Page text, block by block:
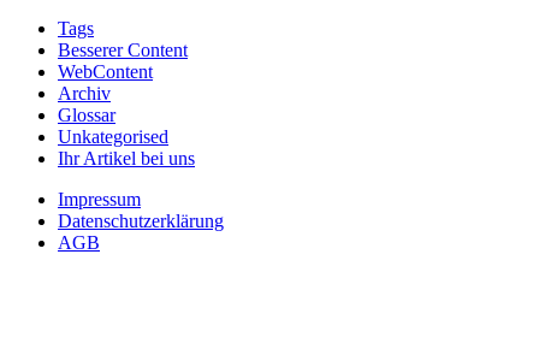
Tags
Besserer Content
WebContent
Archiv
Glossar
Unkategorised
Ihr Artikel bei uns
Impressum
Datenschutzerklärung
AGB